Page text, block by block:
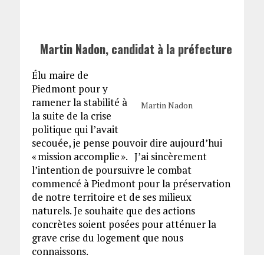
Martin Nadon, candidat à la préfecture
Martin Nadon
Élu maire de
Piedmont pour y
ramener la stabilité à
la suite de la crise
politique qui l’avait
secouée, je pense pouvoir dire aujourd’hui
« mission accomplie ». J’ai sincèrement
l’intention de poursuivre le combat
commencé à Piedmont pour la préservation
de notre territoire et de ses milieux
naturels. Je souhaite que des actions
concrètes soient posées pour atténuer la
grave crise du logement que nous
connaissons.